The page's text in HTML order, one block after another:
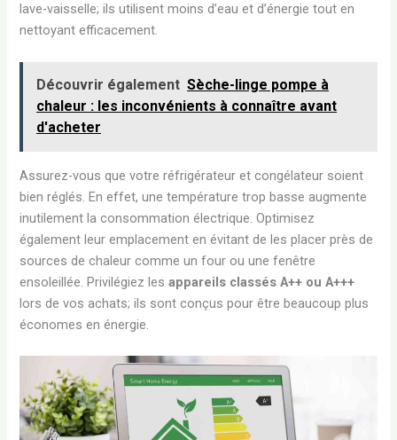
lave-vaisselle; ils utilisent moins d’eau et d’énergie tout en
nettoyant efficacement.
Découvrir également Sèche-linge pompe à
chaleur : les inconvénients à connaître avant
d'acheter
Assurez-vous que votre réfrigérateur et congélateur soient
bien réglés. En effet, une température trop basse augmente
inutilement la consommation électrique. Optimisez
également leur emplacement en évitant de les placer près de
sources de chaleur comme un four ou une fenêtre
ensoleillée. Privilégiez lesappareils classés A++ ou A+++
lors de vos achats; ils sont conçus pour être beaucoup plus
économes en énergie.